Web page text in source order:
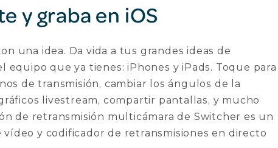
y graba en iOS
una idea. Da vida a tus grandes ideas de
equipo que ya tienes: iPhones y iPads. Toque para
de transmisión, cambiar los ángulos de la
livestream, compartir pantallas, y mucho
de retransmisión multicámara de Switcher es un
y codificador de retransmisiones en directo